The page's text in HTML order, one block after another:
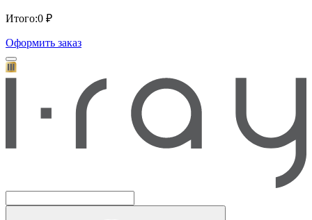
Итого:0 ₽
Оформить заказ